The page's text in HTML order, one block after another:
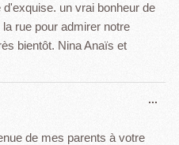
un vrai bonheur de
rue pour admirer notre
bientôt. Nina Anaïs et
de mes parents à votre
...